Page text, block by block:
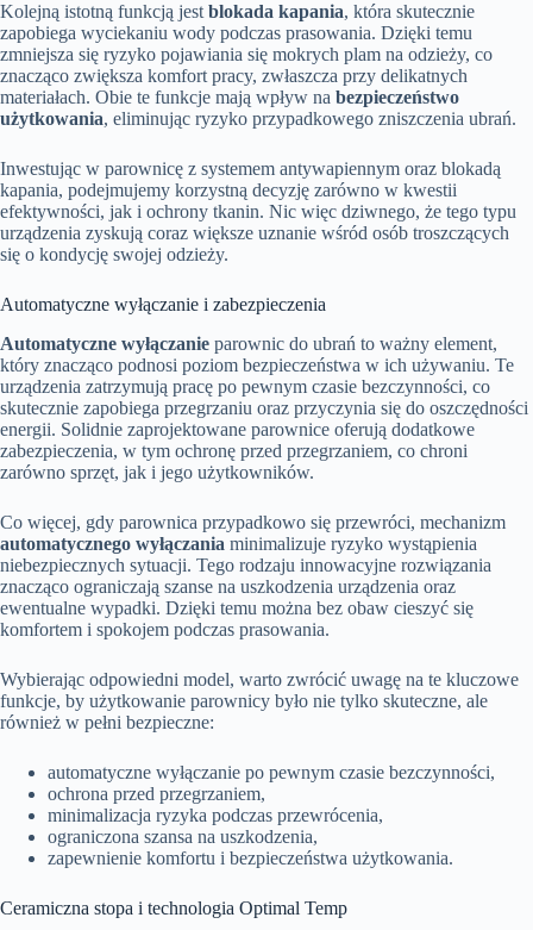
Kolejną istotną funkcją jest blokada kapania, która skutecznie
zapobiega wyciekaniu wody podczas prasowania. Dzięki temu
zmniejsza się ryzyko pojawiania się mokrych plam na odzieży, co
znacząco zwiększa komfort pracy, zwłaszcza przy delikatnych
materiałach. Obie te funkcje mają wpływ na bezpieczeństwo
użytkowania, eliminując ryzyko przypadkowego zniszczenia ubrań.
Inwestując w parownicę z systemem antywapiennym oraz blokadą
kapania, podejmujemy korzystną decyzję zarówno w kwestii
efektywności, jak i ochrony tkanin. Nic więc dziwnego, że tego typu
urządzenia zyskują coraz większe uznanie wśród osób troszczących
się o kondycję swojej odzieży.
Automatyczne wyłączanie i zabezpieczenia
Automatyczne wyłączanie parownic do ubrań to ważny element,
który znacząco podnosi poziom bezpieczeństwa w ich używaniu. Te
urządzenia zatrzymują pracę po pewnym czasie bezczynności, co
skutecznie zapobiega przegrzaniu oraz przyczynia się do oszczędności
energii. Solidnie zaprojektowane parownice oferują dodatkowe
zabezpieczenia, w tym ochronę przed przegrzaniem, co chroni
zarówno sprzęt, jak i jego użytkowników.
Co więcej, gdy parownica przypadkowo się przewróci, mechanizm
automatycznego wyłączania minimalizuje ryzyko wystąpienia
niebezpiecznych sytuacji. Tego rodzaju innowacyjne rozwiązania
znacząco ograniczają szanse na uszkodzenia urządzenia oraz
ewentualne wypadki. Dzięki temu można bez obaw cieszyć się
komfortem i spokojem podczas prasowania.
Wybierając odpowiedni model, warto zwrócić uwagę na te kluczowe
funkcje, by użytkowanie parownicy było nie tylko skuteczne, ale
również w pełni bezpieczne:
automatyczne wyłączanie po pewnym czasie bezczynności,
ochrona przed przegrzaniem,
minimalizacja ryzyka podczas przewrócenia,
ograniczona szansa na uszkodzenia,
zapewnienie komfortu i bezpieczeństwa użytkowania.
Ceramiczna stopa i technologia Optimal Temp